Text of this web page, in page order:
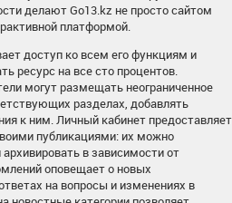
делают Go13.kz не просто сайтом
платформой.
доступ ко всем его функциям и
ресурс на все сто процентов.
могут размещать неограниченное
разделах, добавлять
к ним. Личный кабинет предоставляет
публикациями: их можно
в зависимости от
оповещает о новых
на вопросы и изменениях в